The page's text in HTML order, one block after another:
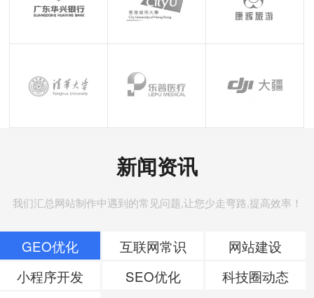
新闻资讯
我们汇总网站制作中遇到的常见问题,让您少走弯路,提高效率！
GEO优化 互联网常识
网站建设
小程序开发
SEO优化
科技圈动态